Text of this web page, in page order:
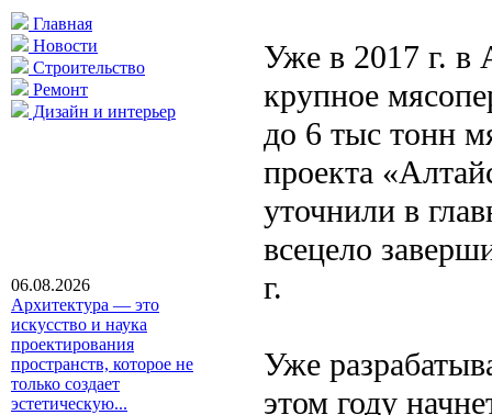
Главная
Новости
Строительство
Ремонт
Дизайн и интерьер
06.08.2026
Архитектура — это
искусство и наука
проектирования
пространств, которое не
только создает
эстетическую...
Уже в 2017 г. в
крупное
до 6 тыс тонн
проекта
уточнили в
всецело
г.
Уже
этом году